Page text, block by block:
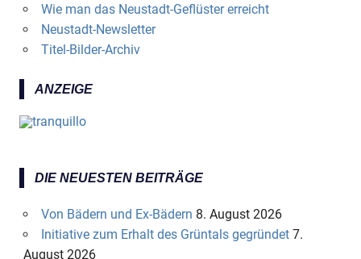
Wie man das Neustadt-Geflüster erreicht
Neustadt-Newsletter
Titel-Bilder-Archiv
ANZEIGE
DIE NEUESTEN BEITRÄGE
Von Bädern und Ex-Bädern 8. August 2026
Initiative zum Erhalt des Grüntals gegründet 7.
August 2026